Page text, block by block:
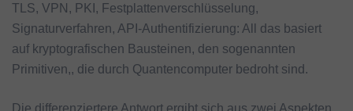
TLS, VPN, PKI, Festplattenverschlüsselung,
Signaturverfahren, API-Authentifizierung: All das basiert
auf kryptografischen Bausteinen, den sogenannten
Primitiven,, die durch Quantencomputer bedroht sind.